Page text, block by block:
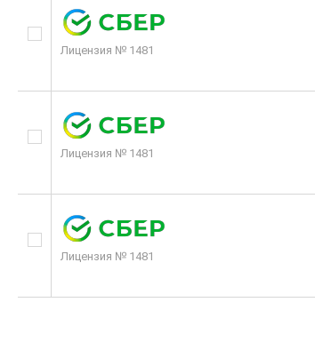
Лицензия № 1481
Лицензия № 1481
Лицензия № 1481